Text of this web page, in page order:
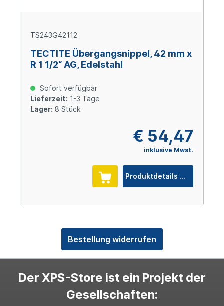
TS243G42112
TECTITE Übergangsnippel, 42 mm x
R 1 1/2“ AG, Edelstahl
Sofort verfügbar
Lieferzeit: 1-3 Tage
Lager: 8 Stück
€ 54,47
inklusive Mwst.
Produktdetails
Bestellung widerrufen
Der XPS-Store ist ein Projekt der
Gesellschaften: